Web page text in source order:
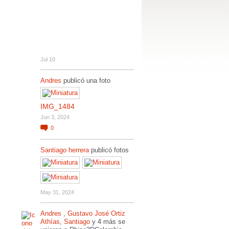
Jul 10
Andres publicó una foto
IMG_1484
Jun 3, 2024
0
Santiago herrerapublicó fotos
May 31, 2024
Andres , Gustavo José Ortiz
Athías, Santiago y 4 más se